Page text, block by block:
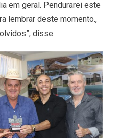
em geral. Pendurarei este
lembrar deste momento.,
disse.